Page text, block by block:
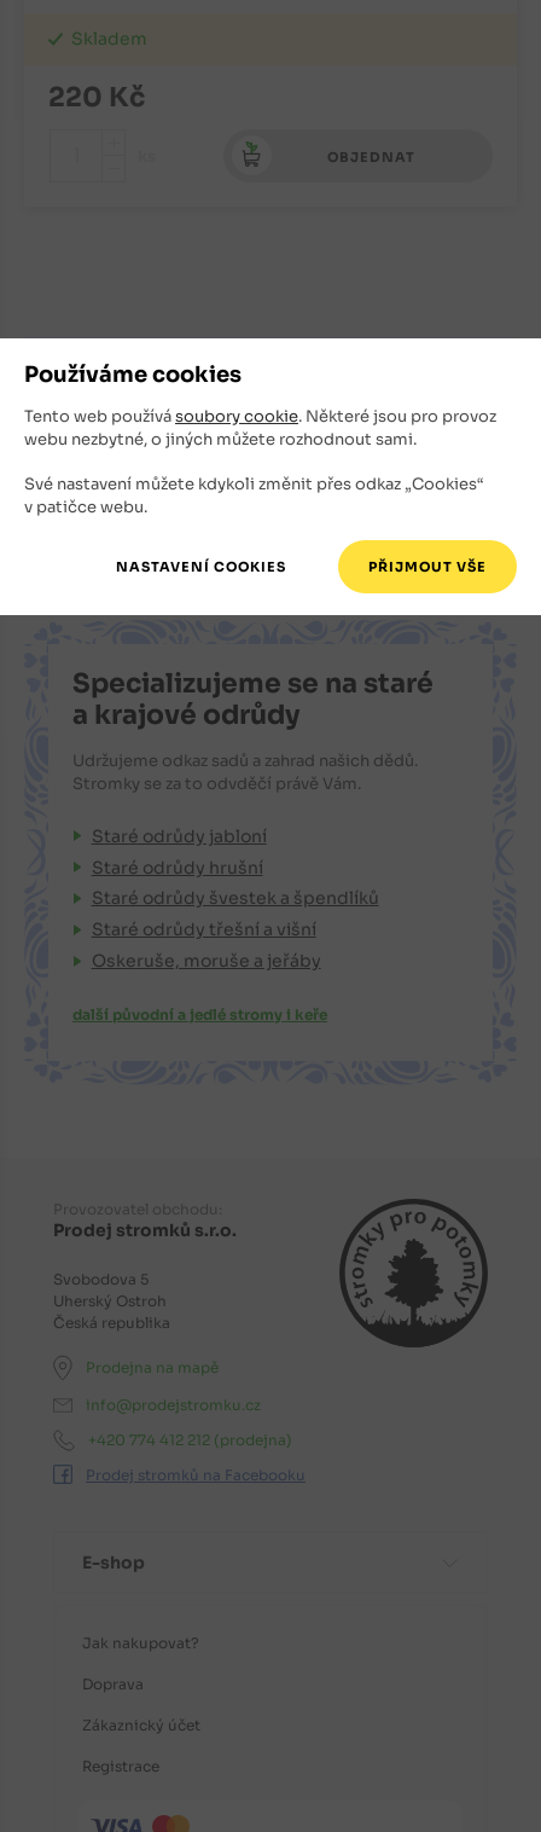
Používáme cookies
Tento web používásoubory cookie. Některé jsou pro provoz
webu nezbytné, o jiných můžete rozhodnout sami.
Své nastavení můžete kdykoli změnit přes odkaz „Cookies“
v patičce webu.
Skladem
220 Kč
OBJEDNAT
Registrace newsletteru
Nechte se informovat o novinkách i výhodných akcích.
Specializujeme se na staré
a krajové odrůdy
Udržujeme odkaz sadů a zahrad našich dědů.
Stromky se za to odvděčí právě Vám.
Staré odrůdy jabloní
Staré odrůdy hrušní
Staré odrůdy švestek a špendlíků
Staré odrůdy třešní a višní
Oskeruše, moruše a jeřáby
další původní a jedlé stromy i keře
Provozovatel obchodu:
Prodej stromků s.r.o.
Svobodova 5
Uherský Ostroh
Česká republika
Prodejna na mapě
info@prodejstromku.cz
+420 774 412 212 (prodejna)
Prodej stromků na Facebooku
E-shop
Jak nakupovat?
Doprava
Zákaznický účet
Registrace